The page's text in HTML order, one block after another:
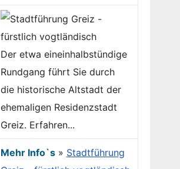
Der etwa eineinhalbstündige
Rundgang führt Sie durch
die historische Altstadt der
ehemaligen Residenzstadt
Greiz. Erfahren...
Mehr Info`s» Stadtführung